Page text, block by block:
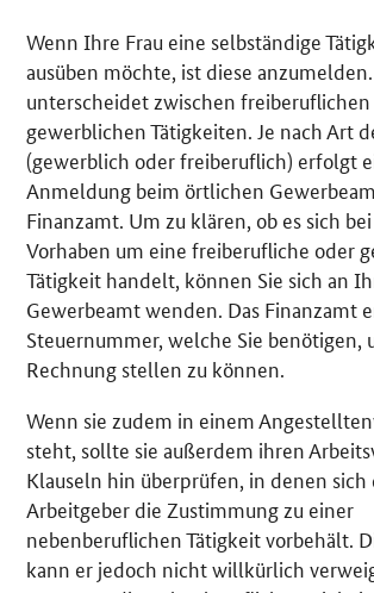
Wenn Ihre Frau eine selbständige
ausüben möchte, ist diese
unterscheidet zwischen
gewerblichen Tätigkeiten. Je nach Art
(gewerblich oder freiberuflich) erfolgt
Anmeldung beim örtlichen
Finanzamt. Um zu klären, ob es sich
Vorhaben um eine freiberufliche oder
Tätigkeit handelt, können Sie sich an
Gewerbeamt wenden. Das Finanzamt
Steuernummer, welche Sie benötigen,
Rechnung stellen zu können.
Wenn sie zudem in einem
steht, sollte sie außerdem ihren
Klauseln hin überprüfen, in denen sich
Arbeitgeber die Zustimmung zu einer
nebenberuflichen Tätigkeit vorbehält.
kann er jedoch nicht willkürlich